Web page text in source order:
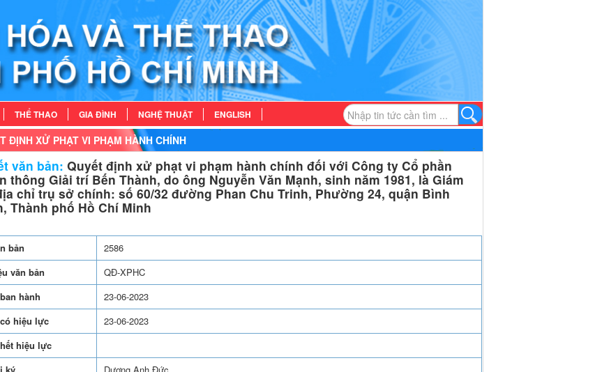
THỂ THAO GIA ĐÌNH NGHỆ THUẬT ENGLISH
ĐỊNH XỬ PHẠT VI PHẠM HÀNH CHÍNH
văn bản: Quyết định xử phạt vi phạm hành chính đối với Công ty Cổ phần
thông Giải trí Bến Thành, do ông Nguyễn Văn Mạnh, sinh năm 1981, là Giám
chỉ trụ sở chính: số 60/32 đường Phan Chu Trinh, Phường 24, quận Bình
Thành phố Hồ Chí Minh
bản
2586
văn bản
QĐ-XPHC
hành
23-06-2023
hiệu lực
23-06-2023
hiệu lực